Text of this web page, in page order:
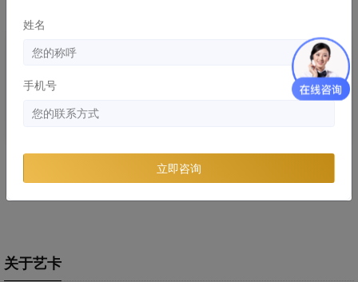
知识库
劣质隐形车危害：浪费的钱比膜
还贵！
隐形车衣和改色膜哪个好，两者
区别和优缺点分析
关于艺卡
姓名
手机号
立即咨询